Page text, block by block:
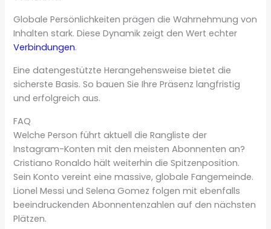
Globale Persönlichkeiten prägen die Wahrnehmung von
Inhalten stark. Diese Dynamik zeigt den Wert echter
Verbindungen.
Eine datengestützte Herangehensweise bietet die
sicherste Basis. So bauen Sie Ihre Präsenz langfristig
und erfolgreich aus.
FAQ
Welche Person führt aktuell die Rangliste der
Instagram-Konten mit den meisten Abonnenten an?
Cristiano Ronaldo hält weiterhin die Spitzenposition.
Sein Konto vereint eine massive, globale Fangemeinde.
Lionel Messi und Selena Gomez folgen mit ebenfalls
beeindruckenden Abonnentenzahlen auf den nächsten
Plätzen.